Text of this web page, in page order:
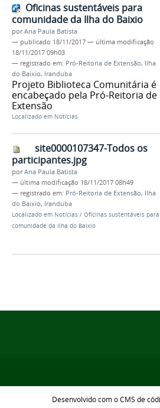
Oficinas sustentáveis para
comunidade da Ilha do Baixio
porAna Paula Batista
— publicado 18/11/2017 — última modificação
18/11/2017 09h03
— registrado em: Pró-Reitoria de Extensão, Ilha
do Baixio, Iranduba
Projeto Biblioteca Comunitária é
encabeçado pela Pró-Reitoria de
Extensão
Localizado em Notícias
site0000107347-Todos os
participantes.jpg
porAna Paula Batista
— última modificação 18/11/2017 08h49
— registrado em: Pró-Reitoria de Extensão, Ilha
do Baixio, Iranduba
Localizado em Notícias / Oficinas sustentáveis para
comunidade da Ilha do Baixio
Desenvolvido com o CMS de